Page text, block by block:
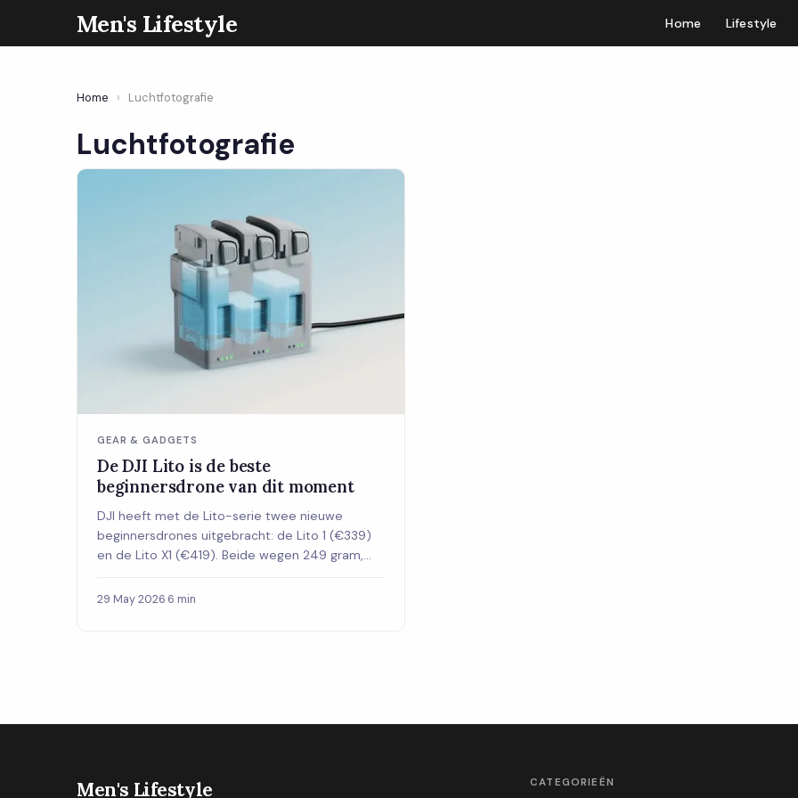
Men's Lifestyle Home Lifestyle
Home › Luchtfotografie
Luchtfotografie
GEAR & GADGETS
De DJI Lito is de beste
beginnersdrone van dit moment
DJI heeft met de Lito-serie twee nieuwe
beginnersdrones uitgebracht: de Lito 1 (€339)
en de Lito X1 (€419). Beide wegen 249 gram,
hebt in Nederland. Met 4K-camera en tot 37
29 May 2026·6 min
Men's Lifestyle CATEGORIEËN